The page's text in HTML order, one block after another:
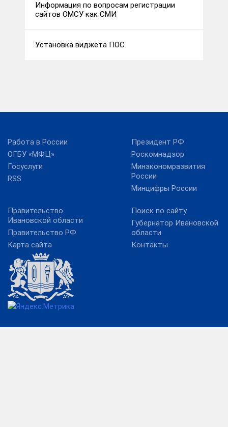
Информация по вопросам регистрации
сайтов ОМСУ как СМИ
Установка виджета ПОС
Работа в России
ОГБУ «МФЦ»
Госуслуги
RSS
Президент РФ
Роскомнадзор
Минэкономразвития
России
Минцифры России
Правительство
Ивановской области
Правительство РФ
Карта сайта
Поиск по сайту
Губернатор Ивановской
области
Контакты